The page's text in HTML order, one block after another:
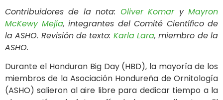
Contribuidores de la nota: Oliver KomaryMayron
McKewy Mejía, integrantes del Comité Científico de
la ASHO. Revisión de texto: Karla Lara, miembro de la
ASHO.
Durante el Honduran Big Day (HBD), la mayoría de los
miembros de la Asociación Hondureña de Ornitología
(ASHO) salieron al aire libre para dedicar tiempo a la